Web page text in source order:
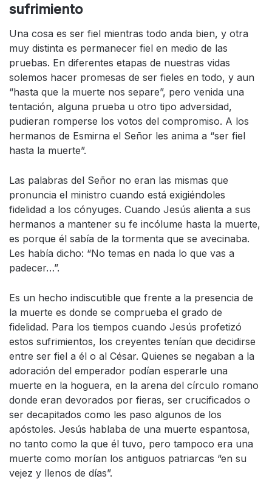
sufrimiento
Una cosa es ser fiel mientras todo anda bien, y otra
muy distinta es permanecer fiel en medio de las
pruebas. En diferentes etapas de nuestras vidas
solemos hacer promesas de ser fieles en todo, y aun
“hasta que la muerte nos separe”, pero venida una
tentación, alguna prueba u otro tipo adversidad,
pudieran romperse los votos del compromiso. A los
hermanos de Esmirna el Señor les anima a “ser fiel
hasta la muerte”.
Las palabras del Señor no eran las mismas que
pronuncia el ministro cuando está exigiéndoles
fidelidad a los cónyuges. Cuando Jesús alienta a sus
hermanos a mantener su fe incólume hasta la muerte,
es porque él sabía de la tormenta que se avecinaba.
Les había dicho: “No temas en nada lo que vas a
padecer…”.
Es un hecho indiscutible que frente a la presencia de
la muerte es donde se comprueba el grado de
fidelidad. Para los tiempos cuando Jesús profetizó
estos sufrimientos, los creyentes tenían que decidirse
entre ser fiel a él o al César. Quienes se negaban a la
adoración del emperador podían esperarle una
muerte en la hoguera, en la arena del círculo romano
donde eran devorados por fieras, ser crucificados o
ser decapitados como les paso algunos de los
apóstoles. Jesús hablaba de una muerte espantosa,
no tanto como la que él tuvo, pero tampoco era una
muerte como morían los antiguos patriarcas “en su
vejez y llenos de días”.